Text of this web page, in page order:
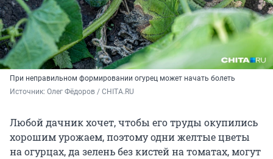
При неправильном формировании огурец может начать болеть
Источник: Олег Фёдоров / CHITA.RU
Любой дачник хочет, чтобы его труды окупились
хорошим урожаем, поэтому одни желтые цветы
на огурцах, да зелень без кистей на томатах, могут